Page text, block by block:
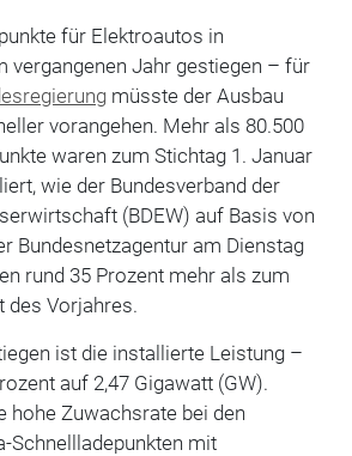
für Elektroautos in
vergangenen Jahr gestiegen – für
müsste der Ausbau
vorangehen. Mehr als 80.500
waren zum Stichtag 1. Januar
wie der Bundesverband der
(BDEW) auf Basis von
Bundesnetzagentur am Dienstag
rund 35 Prozent mehr als zum
des Vorjahres.
ist die installierte Leistung –
auf 2,47 Gigawatt (GW).
hohe Zuwachsrate bei den
Schnellladepunkten mit